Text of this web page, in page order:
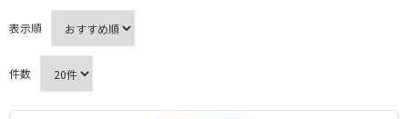
表示順
件数